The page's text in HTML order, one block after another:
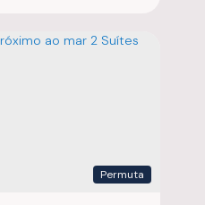
Permuta